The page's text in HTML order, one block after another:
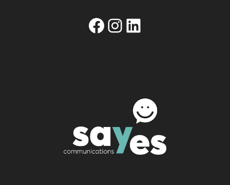
Facebook
Instagram
Linkedin